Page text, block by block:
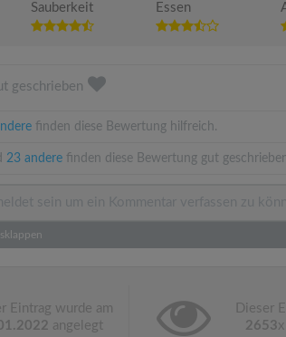
Sauberkeit Essen
geschrieben
finden diese Bewertung hilfreich.
23 andere finden diese Bewertung gut
Eintrag wurde am
angelegt
Dieser
2653